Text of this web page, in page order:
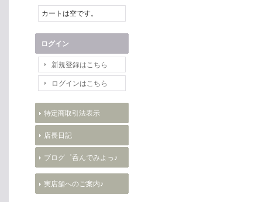
カートは空です。
ログイン
新規登録はこちら
ログインはこちら
特定商取引法表示
店長日記
ブログ゜呑んでみよっ♪
実店舗へのご案内♪